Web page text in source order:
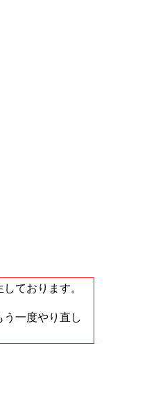
ております。
う一度やり直し